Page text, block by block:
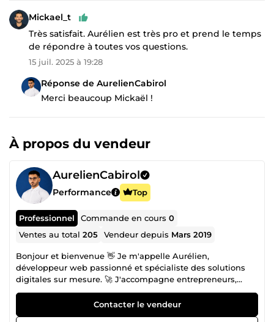
Mickael_t
Très satisfait. Aurélien est très pro et prend le temps
de répondre à toutes vos questions.
15 juil. 2025 à 19:28
Réponse de AurelienCabirol
Merci beaucoup Mickaël !
À propos du vendeur
AurelienCabirol
Performance Top
Professionnel Commande en cours0
Ventes au total205 Vendeur depuis Mars 2019
Bonjour et bienvenue 👋 Je m'appelle Aurélien,
développeur web passionné et spécialiste des solutions
digitales sur mesure. 🚀 J'accompagne entrepreneurs,
indépendants, TPE et entreprises dans la création,
l’optimisation et le développement de leur présence en
ligne. Mes domaines d’expertise : Création de sites web
Contacter le vendeur